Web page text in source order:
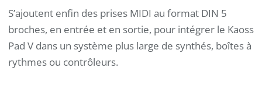
S’ajoutent enfin des prises MIDI au format DIN 5
broches, en entrée et en sortie, pour intégrer le Kaoss
Pad V dans un système plus large de synthés, boîtes à
rythmes ou contrôleurs.